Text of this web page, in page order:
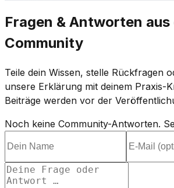
Fragen & Antworten aus
Community
Teile dein Wissen, stelle Rückfragen
unsere Erklärung mit deinem Praxis-
Beiträge werden vor der
Noch keine Community-Antworten.